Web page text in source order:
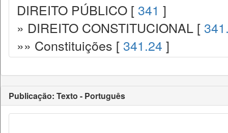
DIREITO PÚBLICO [ 341 ]
» DIREITO CONSTITUCIONAL [
»» Constituições [ 341.24 ]
Publicação: Texto - Português